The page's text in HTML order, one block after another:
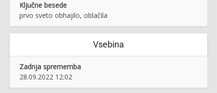
Ključne besede
prvo sveto obhajilo, oblačila
Vsebina
Zadnja sprememba
28.09.2022 12:02